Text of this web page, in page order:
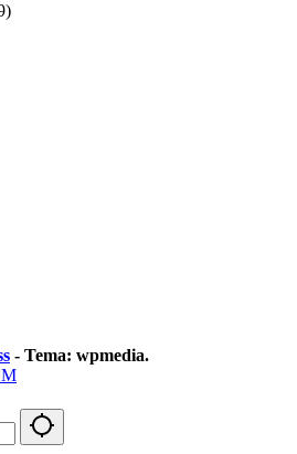
- Tema: wpmedia.